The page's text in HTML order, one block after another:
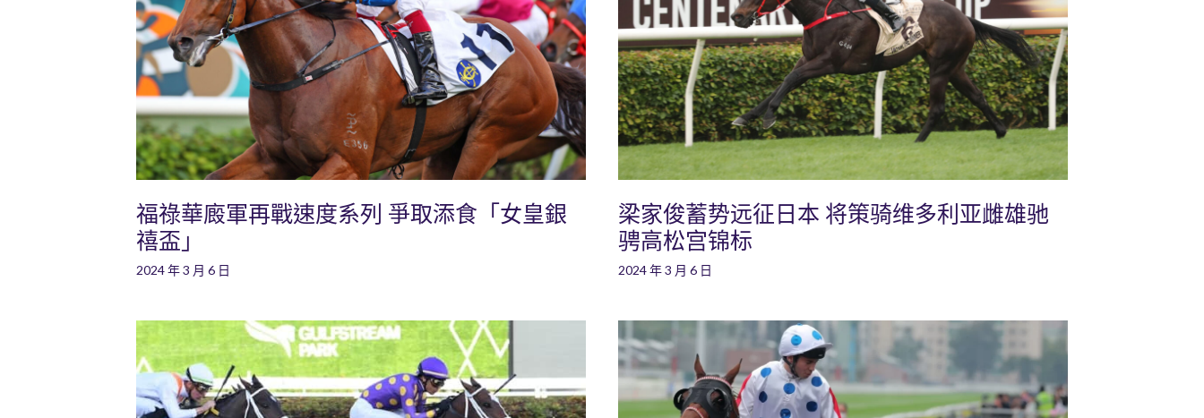
福祿華廄軍再戰速度系列 爭取添食「女皇銀
禧盃」
2024 年 3 月 6 日
梁家俊蓄势远征日本 将策骑维多利亚雌雄驰
骋高松宫锦标
2024 年 3 月 6 日